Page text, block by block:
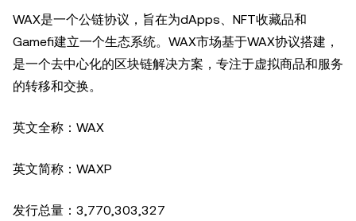
WAX是一个公链协议，旨在为dApps、NFT收藏品和
Gamefi建立一个生态系统。WAX市场基于WAX协议搭建，
是一个去中心化的区块链解决方案，专注于虚拟商品和服务
的转移和交换。
英文全称：WAX
英文简称：WAXP
发行总量：3,770,303,327